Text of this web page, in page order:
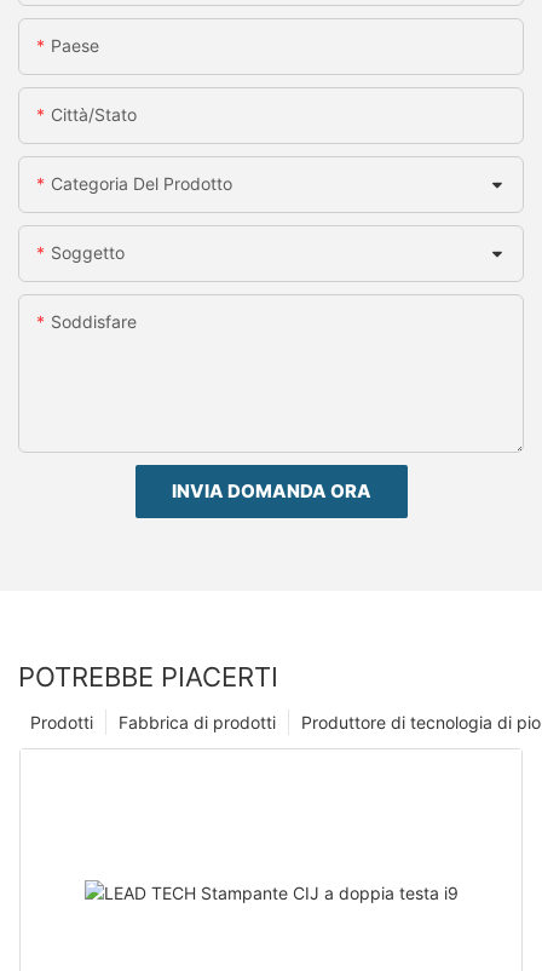
Paese
Città/stato
Categoria Del Prodotto
Soggetto
Soddisfare
INVIA DOMANDA ORA
POTREBBE PIACERTI
Produttore di tecnologia di
Fabbrica di prodotti
Prodotti